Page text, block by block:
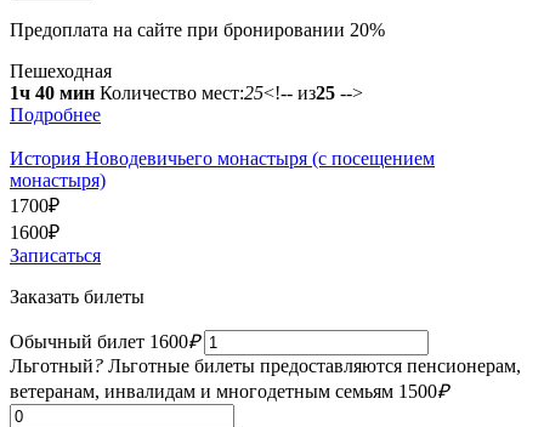
Предоплата на сайте при бронировании 20%
Пешеходная
1ч 40 мин Количество мест:25<!-- из25 -->
Подробнее
История Новодевичьего монастыря (с посещением
монастыря)
1700₽
1600₽
Записаться
Заказать билеты
Обычный билет 1600₽
Льготный? Льготные билеты предоставляются пенсионерам,
ветеранам, инвалидам и многодетным семьям 1500₽